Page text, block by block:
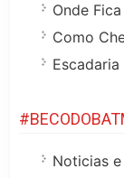
Onde
Como
Noticias